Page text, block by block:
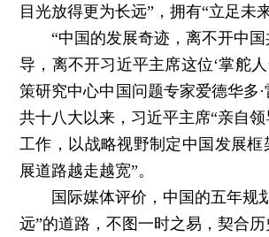
目光放得更为长远”，拥有“立足未
“中国的发展奇迹，离不开中
导，离不开习近平主席这位‘掌舵
策研究中心中国问题专家爱德华多
共十八大以来，习近平主席“亲自领
工作，以战略视野制定中国发展框
展道路越走越宽”。
国际媒体评价，中国的五年规
远”的道路，不图一时之易，契合历